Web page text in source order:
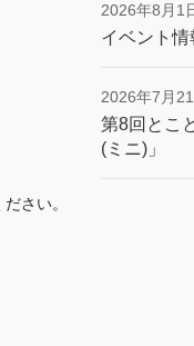
さい。
2026年8月1
イベント
2026年7月
第8回とこ
(ミニ)」